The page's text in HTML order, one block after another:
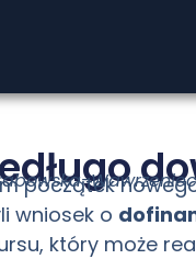
początek
wniosek o
który może